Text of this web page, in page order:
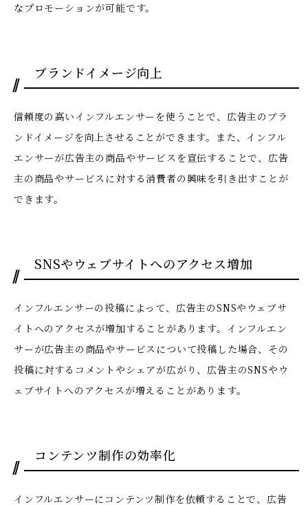
なプロモーションが可能です。
ブランドイメージ向上
信頼度の高いインフルエンサーを使うことで、広告主のブラ
ンドイメージを向上させることができます。また、インフル
エンサーが広告主の商品やサービスを宣伝することで、広告
主の商品やサービスに対する消費者の興味を引き出すことが
できます。
SNSやウェブサイトへのアクセス増加
インフルエンサーの投稿によって、広告主のSNSやウェブサ
イトへのアクセスが増加することがあります。インフルエン
サーが広告主の商品やサービスについて投稿した場合、その
投稿に対するコメントやシェアが広がり、広告主のSNSやウ
ェブサイトへのアクセスが増えることがあります。
コンテンツ制作の効率化
インフルエンサーにコンテンツ制作を依頼することで、広告